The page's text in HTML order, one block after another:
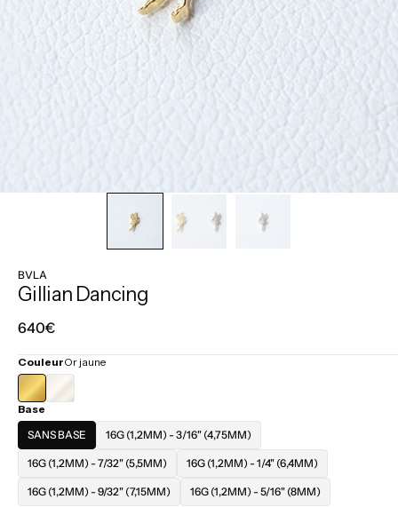
BVLA
Gillian Dancing
Prix
640€
CouleurOr jaune
Base
SANS BASE
16G (1,2MM) - 3/16" (4,75MM)
16G (1,2MM) - 7/32" (5,5MM) 16G (1,2MM) - 1/4" (6,4MM)
16G (1,2MM) - 9/32" (7,15MM)
16G (1,2MM) - 5/16" (8MM)